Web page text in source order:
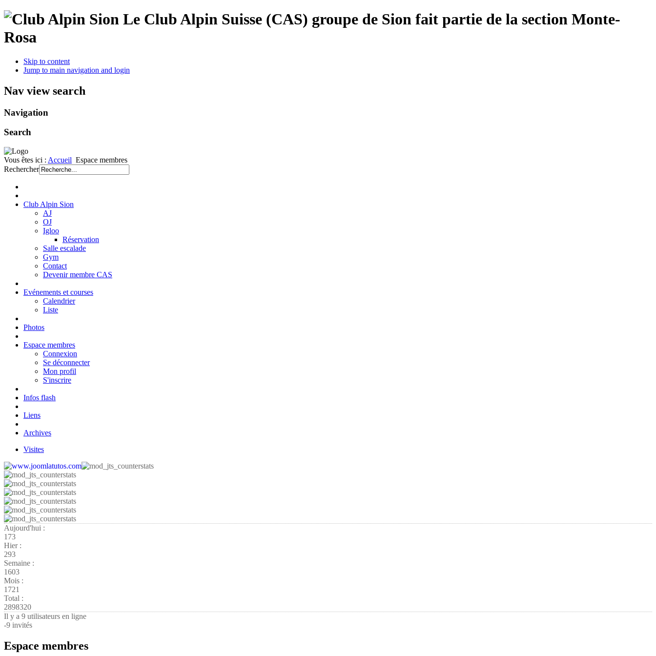
Le Club Alpin Suisse (CAS) groupe de Sion fait partie de la section Monte-
Rosa
Skip to content
Jump to main navigation and login
Nav view search
Navigation
Search
Vous êtes ici : Accueil Espace membres
Rechercher
Club Alpin Sion
AJ
OJ
Igloo
Réservation
Salle escalade
Gym
Contact
Devenir membre CAS
Evénements et courses
Calendrier
Liste
Photos
Espace membres
Connexion
Se déconnecter
Mon profil
S'inscrire
Infos flash
Liens
Archives
Visites
Aujourd'hui :
173
Hier :
293
Semaine :
1603
Mois :
1721
Total :
2898320
Il y a 9 utilisateurs en ligne
-9 invités
Espace membres